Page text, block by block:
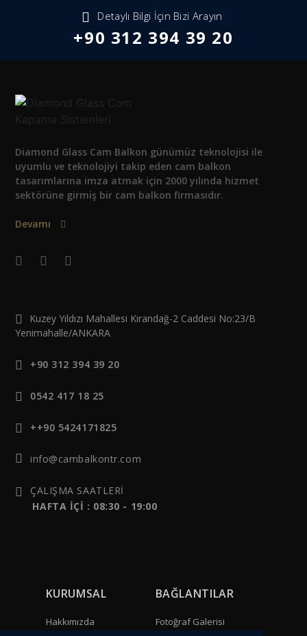
Detaylı Bilgi İçin Bizi Arayın
+90 312 394 39 20
Diamond Glass Cam Balkon günümüz teknolojisi ile
uyumlu ve teknolojiyi takip eden cam balkon
tasarımlarına imza atmak için 2000 yılında hizmet
sektörüne girmiş bir cam balkon firmasıdır.
Devamı
Kuzey Yıldızı Mahallesi Kırandağ-2 Caddesi No:23/B
Yenimahalle/ANKARA
+90 312 394 39 20
0542 417 18 25
++90 5424171825
info@cambalkontr.com
ÇALIŞMA SAATLERİ
HAFTA İÇİ : 08:30 - 19:00
KURUMSAL
Hakkımızda
BAĞLANTILAR
Fotoğraf Galerisi